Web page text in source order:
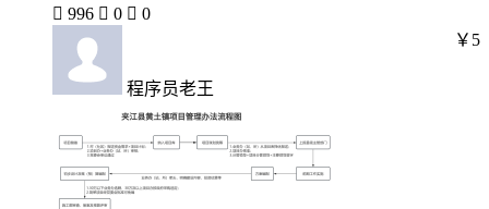
 996  0  0
程序员老王
￥5